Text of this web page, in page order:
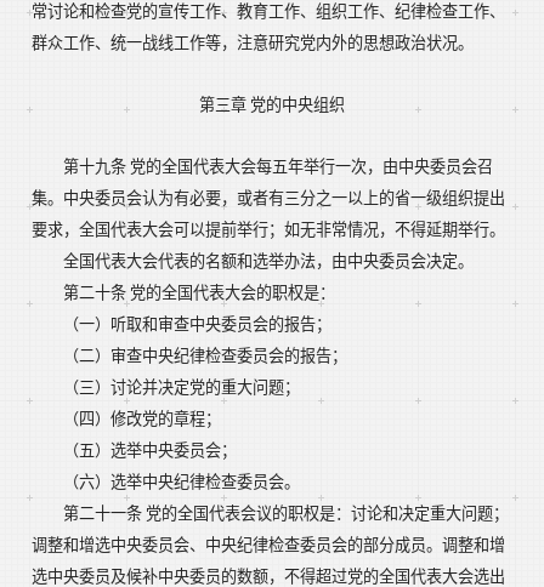
常讨论和检查党的宣传工作、教育工作、组织工作、纪律检查工作、
群众工作、统一战线工作等，注意研究党内外的思想政治状况。
第三章 党的中央组织
第十九条 党的全国代表大会每五年举行一次，由中央委员会召
集。中央委员会认为有必要，或者有三分之一以上的省一级组织提出
要求，全国代表大会可以提前举行；如无非常情况，不得延期举行。
全国代表大会代表的名额和选举办法，由中央委员会决定。
第二十条 党的全国代表大会的职权是：
（一）听取和审查中央委员会的报告；
（二）审查中央纪律检查委员会的报告；
（三）讨论并决定党的重大问题；
（四）修改党的章程；
（五）选举中央委员会；
（六）选举中央纪律检查委员会。
第二十一条 党的全国代表会议的职权是：讨论和决定重大问题；
调整和增选中央委员会、中央纪律检查委员会的部分成员。调整和增
选中央委员及候补中央委员的数额，不得超过党的全国代表大会选出